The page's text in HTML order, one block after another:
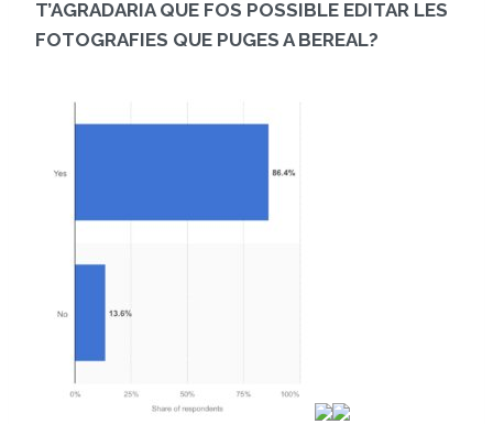
T’AGRADARIA QUE FOS POSSIBLE EDITAR LES
FOTOGRAFIES QUE PUGES ABEREAL?